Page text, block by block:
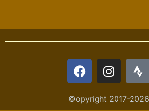
©opyright 2017-2026